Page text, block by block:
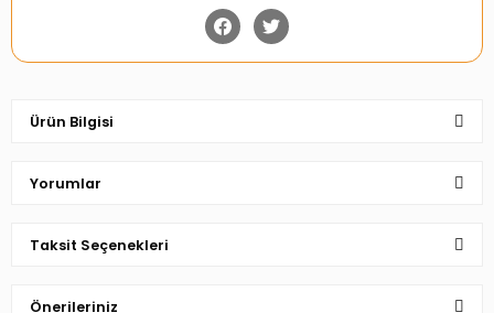
Ürün Bilgisi
Yorumlar
Taksit Seçenekleri
Önerileriniz